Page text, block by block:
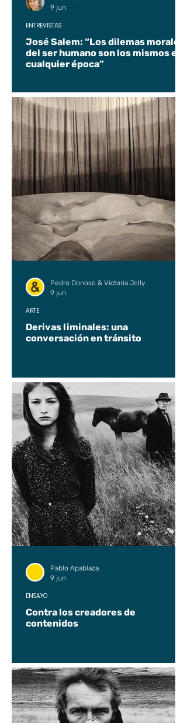
José Salem: “Los dilemas morales
del ser humano son los mismos en
cualquier época”
ENTREVISTAS
9 jun
Derivas liminales: una
conversación en tránsito
ARTE
Pedro Donoso & Victoria Jolly
9 jun
Contra los creadores de
contenidos
ENSAYO
Pablo Apablaza
9 jun